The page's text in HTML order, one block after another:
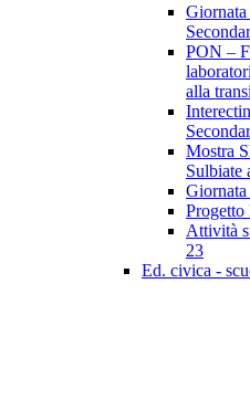
PON –
alla
Mostra
Sulbiate
Progetto
Attività
23
Ed. civica -